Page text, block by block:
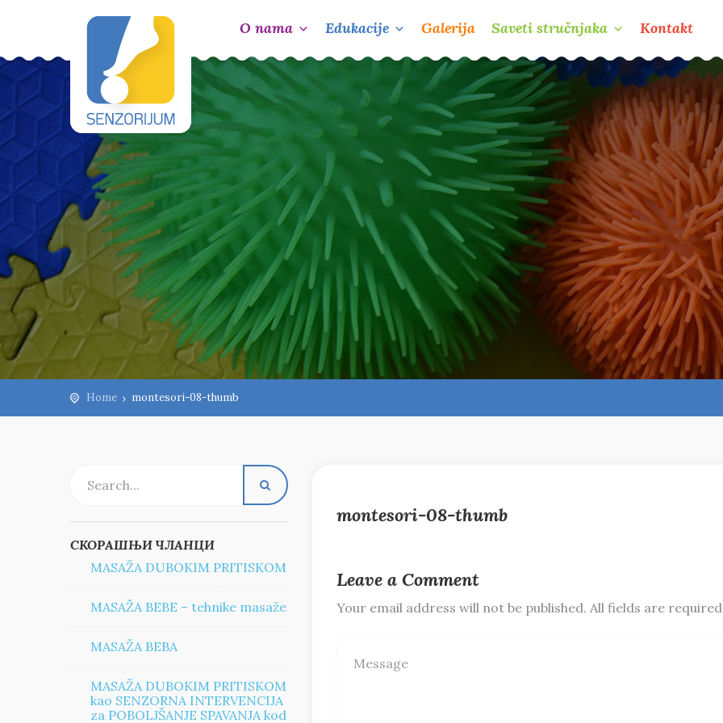
O nama Edukacije Galerija Saveti stručnjaka Kontakt
Home montesori-08-thumb
СКОРАШЊИ ЧЛАНЦИ
MASAŽA DUBOKIM PRITISKOM
MASAŽA BEBE – tehnike masaže
MASAŽA BEBA
MASAŽA DUBOKIM PRITISKOM
kao SENZORNA INTERVENCIJA
za POBOLJŠANJE SPAVANJA kod
montesori-08-thumb
Leave a Comment
Your email address will not be published. All fields are